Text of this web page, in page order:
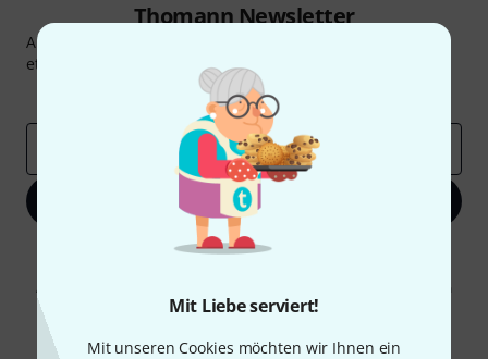
Mit Liebe serviert!
Mit unseren Cookies möchten wir Ihnen ein
Thomann Newsletter
Abonniere den Thomann Newsletter und gewinne mit
etwas Glück einen von
50 Gutscheinen
Inspirierende Beiträge
Deals
Jetzt anmelden
Mit Klick auf „Jetzt anmelden“ stimmen Sie dem Erhalt von E-Mail-
Abmeldung ist jederzeit möglich. Weitere Informationen finden Sie in
unseren Datenschutzhinweisen
* Pflichtfeld